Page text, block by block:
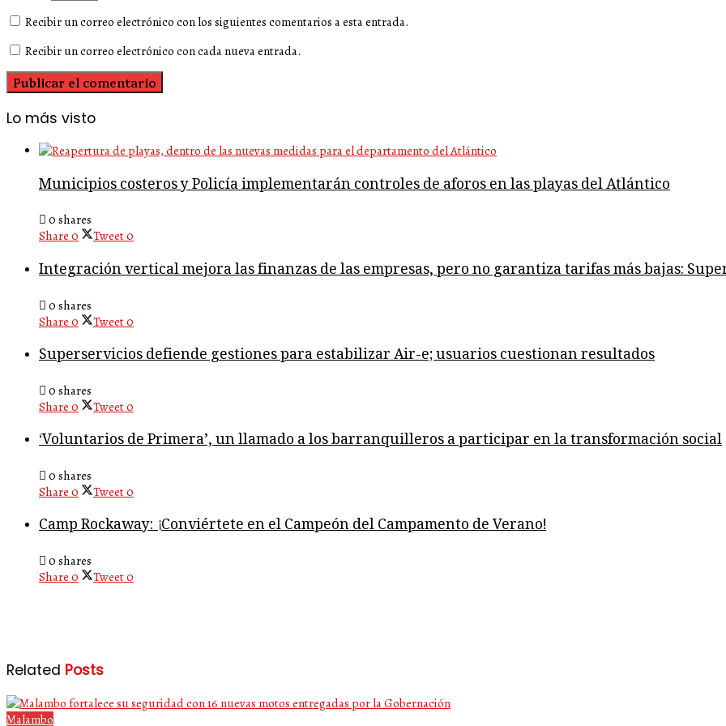
Recibir un correo electrónico con los siguientes comentarios a esta entrada.
Recibir un correo electrónico con cada nueva entrada.
Lo más visto
Municipios costeros y Policía implementarán controles de aforos en las playas del Atlántico
0 shares
Share 0 Tweet0
Integración vertical mejora las finanzas de las empresas, pero no garantiza tarifas más bajas:
0 shares
Share 0 Tweet0
Superservicios defiende gestiones para estabilizar Air-e; usuarios cuestionan resultados
0 shares
Share 0 Tweet0
‘Voluntarios de Primera’, un llamado a los barranquilleros a participar en la transformación social
0 shares
Share 0 Tweet0
Camp Rockaway: ¡Conviértete en el Campeón del Campamento de Verano!
0 shares
Share 0 Tweet0
Related Posts
Malambo